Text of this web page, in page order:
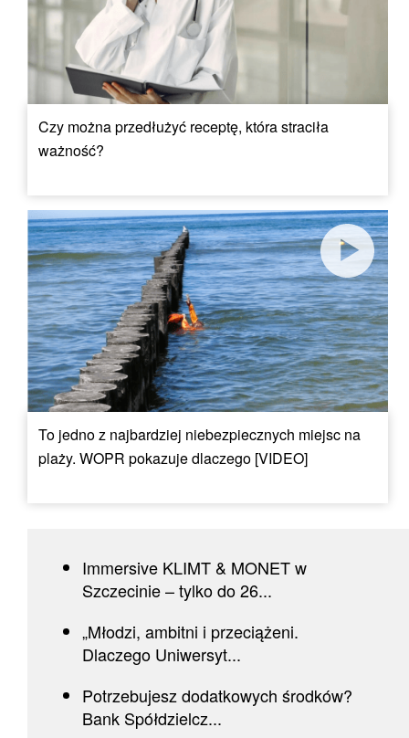
Czy można przedłużyć receptę, która straciła
ważność?
To jedno z najbardziej niebezpiecznych miejsc na
plaży. WOPR pokazuje dlaczego [VIDEO]
Immersive KLIMT & MONET w
Szczecinie – tylko do 26...
„Młodzi, ambitni i przeciążeni.
Dlaczego Uniwersyt...
Potrzebujesz dodatkowych środków?
Bank Spółdzielcz...